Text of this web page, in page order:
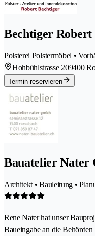
Bechtiger Robert
Polsterei Polstermöbel •
Hohbühlstrasse 209400
Termin reservieren
Bauatelier Nater
Architekt • Bauleitung •
Rene Nater hat unser
Baueingabe an die